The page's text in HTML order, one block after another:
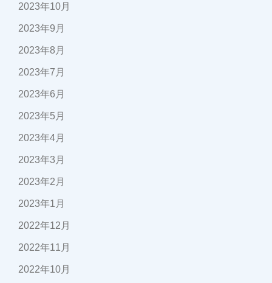
2023年10月
2023年9月
2023年8月
2023年7月
2023年6月
2023年5月
2023年4月
2023年3月
2023年2月
2023年1月
2022年12月
2022年11月
2022年10月